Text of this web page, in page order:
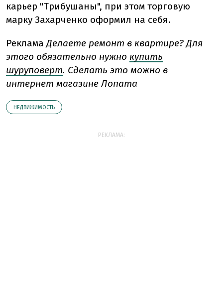
карьер "Трибушаны", при этом торговую
марку Захарченко оформил на себя.
РекламаДелаете ремонт в квартире? Для
этого обязательно нужно купить
шуруповерт. Сделать это можно в
интернет магазине Лопата
НЕДВИЖИМОСТЬ
РЕКЛАМА: